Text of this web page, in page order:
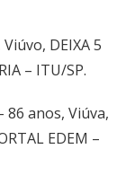
DEIXA 5
– ITU/SP.
86 anos, Viúva,
EDEM –